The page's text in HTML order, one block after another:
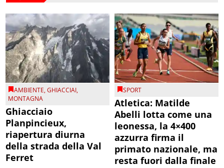
AMBIENTE,GHIACCIAI,
MONTAGNA
Ghiacciaio
Planpincieux,
riapertura diurna
della strada della Val
Ferret
SPORT
Atletica: Matilde
Abelli lotta come una
leonessa, la 4×400
azzurra firma il
primato nazionale, ma
resta fuori dalla finale